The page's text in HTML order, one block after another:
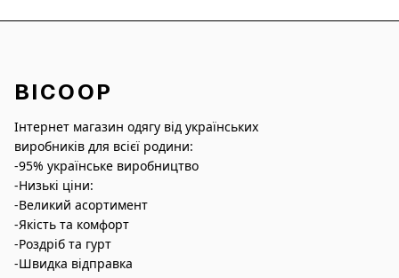
BICOOP
Інтернет магазин одягу від українських
виробників для всієї родини:
-95% українське виробництво
-Низькі ціни:
-Великий асортимент
-Якість та комфорт
-Роздріб та гурт
-Швидка відправка